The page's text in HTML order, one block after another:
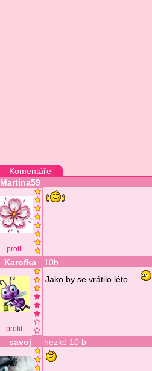
Komentáře
Martina59
profil
Karofka 10b
profil
Jako by se vrátilo léto.....
savoj hezké 10 b